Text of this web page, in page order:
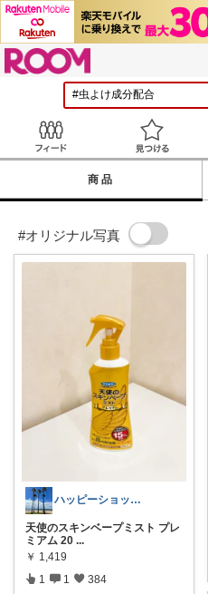
商品
#オリジナル写真
ハッピーショッパー77
天使のスキンベープミスト プレ
ミアム 20 ...
￥ 1,419
1 1 384